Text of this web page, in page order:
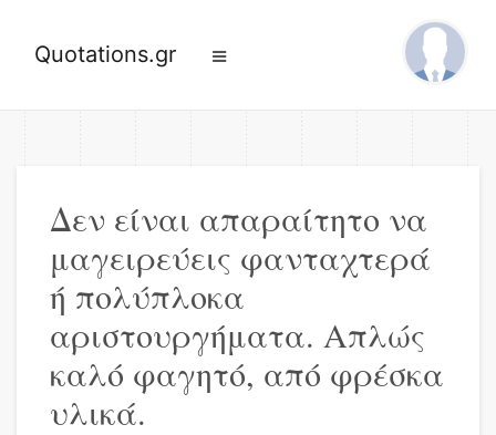
Quotations.gr
Δεν είναι απαραίτητο να
μαγειρεύεις φανταχτερά
ή πολύπλοκα
αριστουργήματα. Απλώς
καλό φαγητό, από φρέσκα
υλικά.